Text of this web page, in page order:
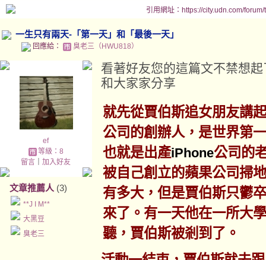
引用網址：https://city.udn.com/
一生只有兩天-「第一天」和「最後一天」
回應給： 臭老三（HWU818）
ef
等級：8
留言 ｜加入好友
文章推薦人 (3)
**J I M**
大黑豆
臭老三
看著好友您的這篇文不禁想
和大家家分享
就先從賈伯斯追女朋友講
公司的創辦人，是世界第
也就是出產iPhone公司的
被自己創立的蘋果公司掃
有多大，但是賈伯斯只鬱
來了。有一天他在一所大
聽，賈伯斯被剎到了。